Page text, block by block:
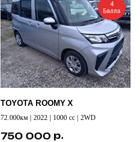
4
Балла
TOYOTA ROOMY X
72.000км | 2022 | 1000 cc | 2WD
750 000 р.